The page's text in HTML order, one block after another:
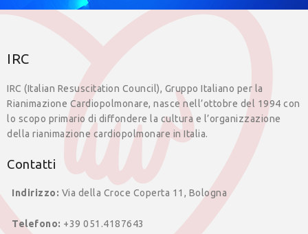
IRC
IRC (Italian Resuscitation Council), Gruppo Italiano per la
Rianimazione Cardiopolmonare, nasce nell’ottobre del 1994 con
lo scopo primario di diffondere la cultura e l’organizzazione
della rianimazione cardiopolmonare in Italia.
Contatti
Indirizzo: Via della Croce Coperta 11, Bologna
Telefono: +39 051.4187643